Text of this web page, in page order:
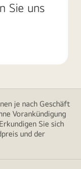
Sie uns
je nach Geschäft
Vorankündigung
Sie sich
und der